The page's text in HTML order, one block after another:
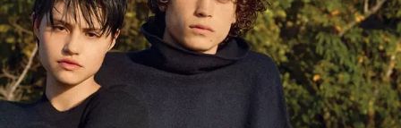
Alessandro Michele au Palace à Paris en octobre.
Jalouse prend les paris sur ce joli couple.